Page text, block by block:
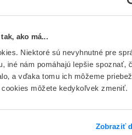
ako má...
Niektoré sú nevyhnutné pre
iné nám pomáhajú lepšie spoznať,
a vďaka tomu ich môžeme
môžete kedykoľvek zmeniť.
Zobraziť